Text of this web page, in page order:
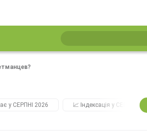
у СЕРПНІ 2026 📈 Індексація у СЕРПНІ